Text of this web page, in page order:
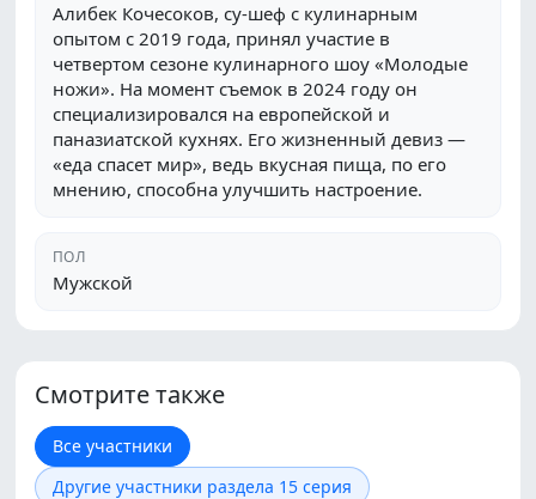
Алибек Кочесоков, су-шеф с кулинарным
опытом с 2019 года, принял участие в
четвертом сезоне кулинарного шоу «Молодые
ножи». На момент съемок в 2024 году он
специализировался на европейской и
паназиатской кухнях. Его жизненный девиз —
«еда спасет мир», ведь вкусная пища, по его
мнению, способна улучшить настроение.
ПОЛ
Мужской
Смотрите также
Все участники
Другие участники раздела 15 серия